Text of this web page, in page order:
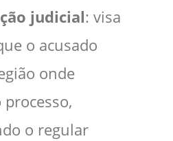
judicial: visa
o acusado
onde
o regular